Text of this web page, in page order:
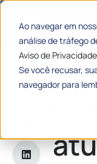
Ao navegar em
análise de tráfego
Aviso de
Se você recusar,
navegador para
Home»